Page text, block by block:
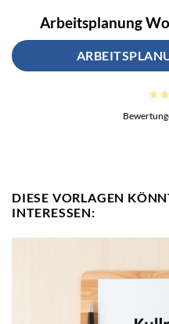
Arbeitsplanung
DIESE VORLAGEN
INTERESSEN: